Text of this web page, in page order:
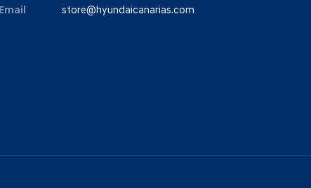
Email store@hyundaicanarias.com